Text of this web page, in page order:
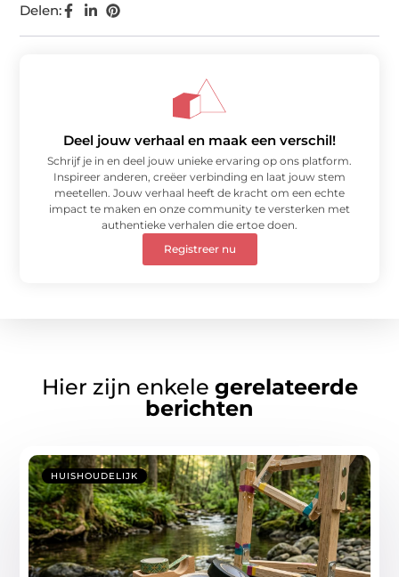
Delen:
Deel jouw verhaal en maak een verschil!
Schrijf je in en deel jouw unieke ervaring op ons platform.
Inspireer anderen, creëer verbinding en laat jouw stem
meetellen. Jouw verhaal heeft de kracht om een echte
impact te maken en onze community te versterken met
authentieke verhalen die ertoe doen.
Registreer nu
Hier zijn enkele gerelateerde
berichten
HUISHOUDELIJK